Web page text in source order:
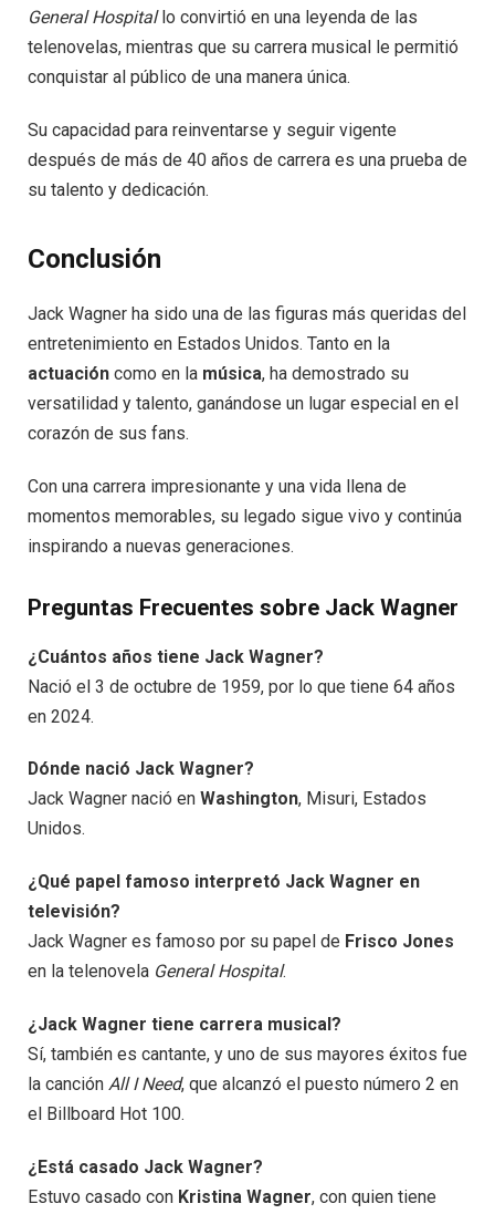
General Hospitallo convirtió en una leyenda de las
telenovelas, mientras que su carrera musical le permitió
conquistar al público de una manera única.
Su capacidad para reinventarse y seguir vigente
después de más de 40 años de carrera es una prueba de
su talento y dedicación.
Conclusión
Jack Wagner ha sido una de las figuras más queridas del
entretenimiento en Estados Unidos. Tanto en la
actuación como en la música, ha demostrado su
versatilidad y talento, ganándose un lugar especial en el
corazón de sus fans.
Con una carrera impresionante y una vida llena de
momentos memorables, su legado sigue vivo y continúa
inspirando a nuevas generaciones.
Preguntas Frecuentes sobre Jack Wagner
¿Cuántos años tiene Jack Wagner?
Nació el 3 de octubre de 1959, por lo que tiene 64 años
en 2024.
Dónde nació Jack Wagner?
Jack Wagner nació en Washington, Misuri, Estados
Unidos.
¿Qué papel famoso interpretó Jack Wagner en
televisión?
Jack Wagner es famoso por su papel de Frisco Jones
en la telenovela General Hospital.
¿Jack Wagner tiene carrera musical?
Sí, también es cantante, y uno de sus mayores éxitos fue
la canción All I Need, que alcanzó el puesto número 2 en
el Billboard Hot 100.
¿Está casado Jack Wagner?
Estuvo casado con Kristina Wagner, con quien tiene